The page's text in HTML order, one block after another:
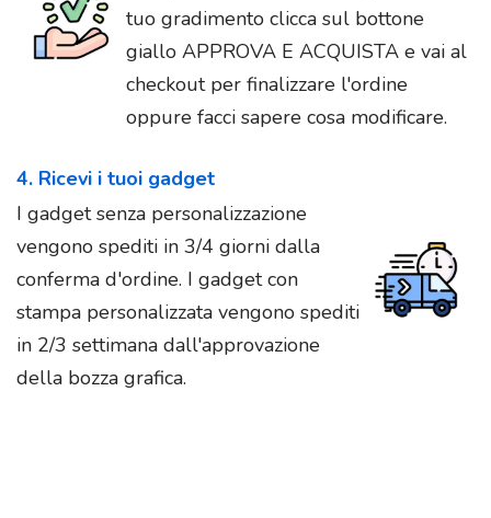
tuo gradimento clicca sul bottone
giallo APPROVA E ACQUISTA e vai al
checkout per finalizzare l'ordine
oppure facci sapere cosa modificare.
4. Ricevi i tuoi gadget
I gadget senza personalizzazione
vengono spediti in 3/4 giorni dalla
conferma d'ordine. I gadget con
stampa personalizzata vengono spediti
in 2/3 settimana dall'approvazione
della bozza grafica.